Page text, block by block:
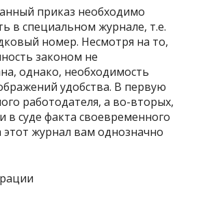
приказ необходимо
в специальном журнале, т.е.
номер. Несмотря на то,
законом не
однако, необходимость
удобства. В первую
работодателя, а во-вторых,
в суде факта своевременного
этот журнал вам однозначно